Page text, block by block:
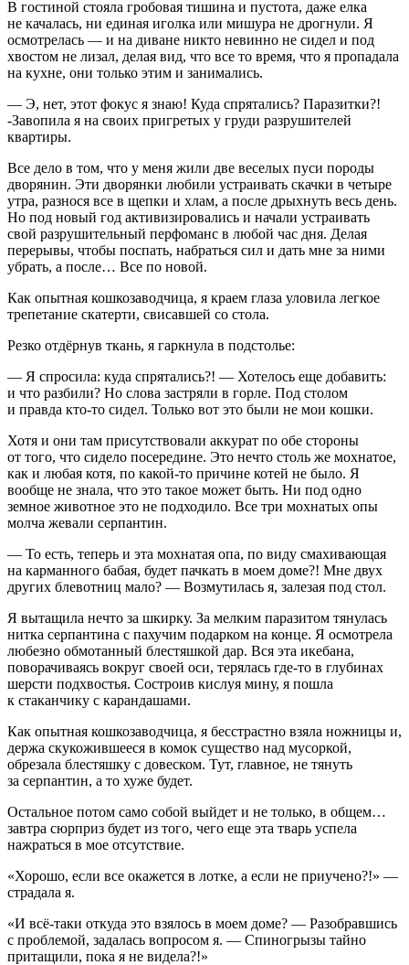
В гостиной стояла гробовая тишина и пустота, даже елка
не качалась, ни единая иголка или мишура не дрогнули. Я
осмотрелась — и на диване никто невинно не сидел и под
хвостом не лизал, делая вид, что все то время, что я пропадала
на кухне, они только этим и занимались.
— Э, нет, этот фокус я знаю! Куда спрятались? Паразитки?!
-Завопила я на своих пригретых у груди разрушителей
квартиры.
Все дело в том, что у меня жили две веселых пуси породы
дворянин. Эти дворянки любили устраивать скачки в четыре
утра, разнося все в щепки и хлам, а после дрыхнуть весь день.
Но под новый год активизировались и начали устраивать
свой разрушительный перфоманс в любой час дня. Делая
перерывы, чтобы поспать, набраться сил и дать мне за ними
убрать, а после… Все по новой.
Как опытная кошкозаводчица, я краем глаза уловила легкое
трепетание скатерти, свисавшей со стола.
Резко отдёрнув ткань, я гаркнула в подстолье:
— Я спросила: куда спрятались?! — Хотелось еще добавить:
и что разбили? Но слова застряли в горле. Под столом
и правда кто-то сидел. Только вот это были не мои кошки.
Хотя и они там присутствовали аккурат по обе стороны
от того, что сидело посередине. Это нечто столь же мохнатое,
как и любая котя, по какой-то причине котей не было. Я
вообще не знала, что это такое может быть. Ни под одно
земное животное это не подходило. Все три мохнатых опы
молча жевали серпантин.
— То есть, теперь и эта мохнатая опа, по виду смахивающая
на карманного бабая, будет пачкать в моем доме?! Мне двух
других блевотниц мало? — Возмутилась я, залезая под стол.
Я вытащила нечто за шкирку. За мелким паразитом тянулась
нитка серпантина с пахучим подарком на конце. Я осмотрела
любезно обмотанный блестяшкой дар. Вся эта икебана,
поворачиваясь вокруг своей оси, терялась где-то в глубинах
шерсти подхвостья. Состроив кислуя мину, я пошла
к стаканчику с карандашами.
Как опытная кошкозаводчица, я бесстрастно взяла ножницы и,
держа скукожившееся в комок существо над мусоркой,
обрезала блестяшку с довеском. Тут, главное, не тянуть
за серпантин, а то хуже будет.
Остальное потом само собой выйдет и не только, в общем…
завтра сюрприз будет из того, чего еще эта тварь успела
нажраться в мое отсутствие.
«Хорошо, если все окажется в лотке, а если не приучено?!» —
страдала я.
«И всё-таки откуда это взялось в моем доме? — Разобравшись
с проблемой, задалась вопросом я. — Спиногрызы тайно
притащили, пока я не видела?!»